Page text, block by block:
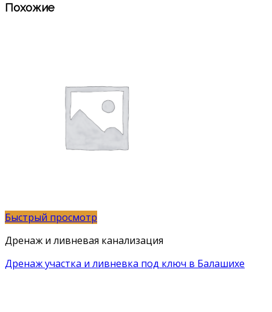
Похожие
Быстрый просмотр
Дренаж и ливневая канализация
Дренаж участка и ливневка под ключ в Балашихе